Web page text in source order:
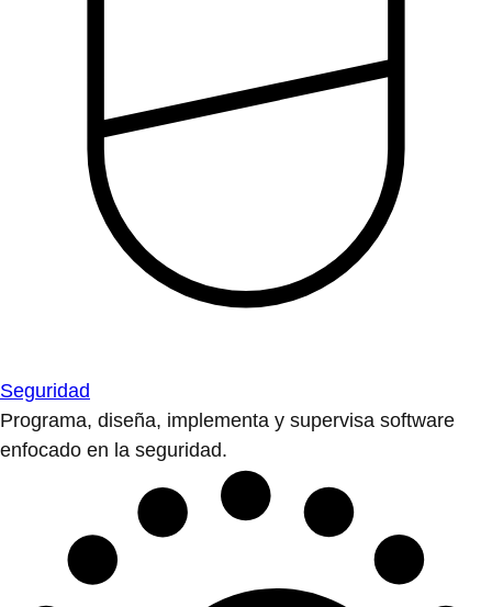
Seguridad
Programa, diseña, implementa y supervisa software
enfocado en la seguridad.